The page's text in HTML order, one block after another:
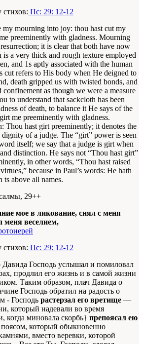
стихов: Пс: 29: 12-12
my mourning into joy: thou hast cut my
preeminently with gladness. Mourning
it is clear that both have now
a very thick and rough texture employed
and 1s aptly associated with the human
cut refers to His body when He deigned to
death gripped us with twisted bonds, and
as though we were a measure
to understand that sackcloth has been
of death, to balance it He says of the
me preeminently with gladness.
Thou hast girt preeminently; it denotes the
of a judge. The “girt” power is seen
itself; we say that a judge is girt when
distinction. He says not “Thou hast girt”
in other words, “Thou hast raised
because in Paul’s words: He hath
ts above all names.
29++
мое в ликование, снял с меня
меня веселием,
стихов: Пс: 29: 12-12
Давида Господь услышал и помиловал
продлил его жизнь и в самой жизни
Таким образом, плач Давида о
Господь обратил на радость о
- Господь растерзал его вретище —
который надевали во время
когда миновала скорбь} препоясал ею
который обыкновенно
вместо веревки, которой